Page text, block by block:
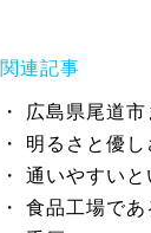
関連記事
広島県尾道
明るさと優し
通いやすいと
食品工場であ